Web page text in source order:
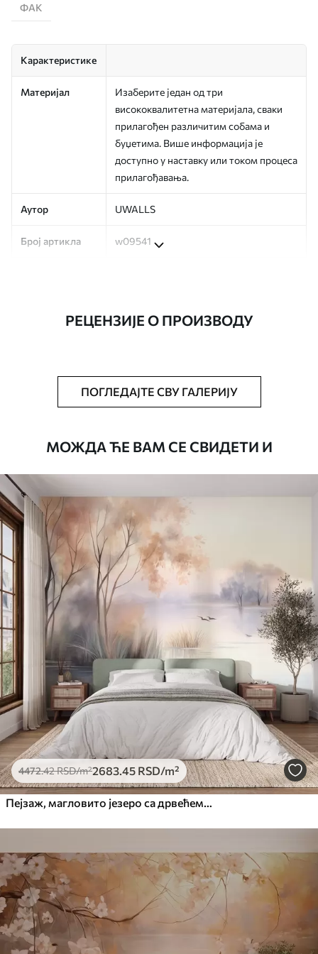
ФАК
Карактеристике
Материјал
Изаберите један од три
висококвалитетна материјала, сваки
прилагођен различитим собама и
буџетима. Више информација је
доступно у наставку или током процеса
прилагођавања.
Аутор UWALLS
Број артикла w09541
Тапета се може нежно очистити меким
сунђером. Позадине са завршном
водом.
Доступни материјали
Стандард
4472.42 2683 .45 RSD /m²
Премиум
5525.00 .00 RSD/m²
Премиум
6333 .333800.00RSD/m²
Peel and Stick
8166.674900.00RSD/m²
РЕЦЕНЗИЈЕ О ПРОИЗВОДУ
ПОГЛЕДАЈТЕ СВУ ГАЛЕРИЈУ
МОЖДА ЋЕ ВАМ СЕ СВИДЕТИ И
4472.42RSD/m²2683 .45 RSD/m²